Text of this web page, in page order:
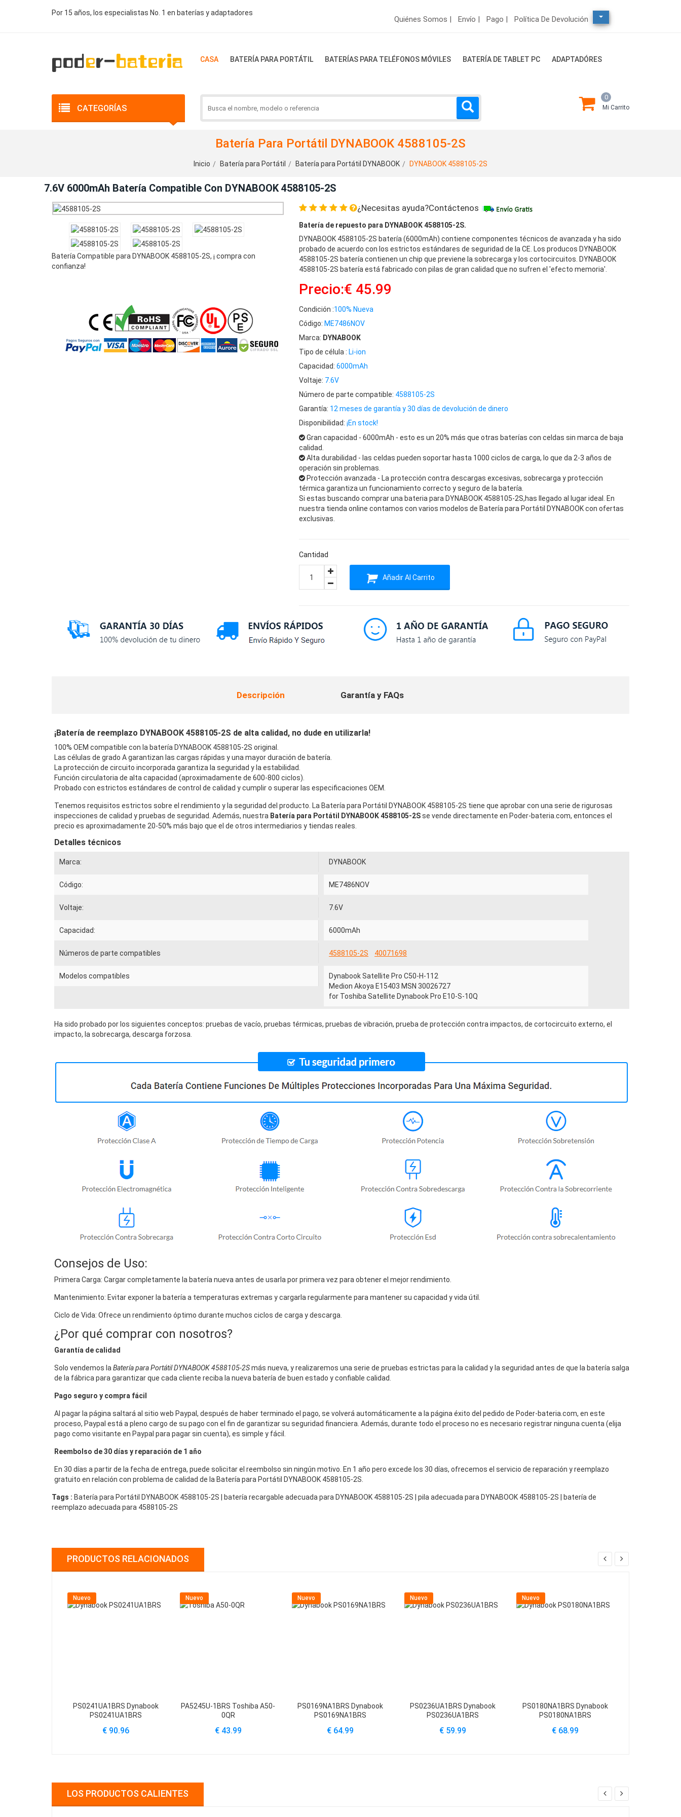
Por 15 años, los especialistas No. 1 en baterías y adaptadores
Quiénes Somos | Envío | Pago | Política De Devolución
CASA BATERÍA PARA PORTÁTIL BATERÍAS PARA TELÉFONOS MÓVILES BATERÍA DE TABLET PC ADAPTADÓRES
CATEGORÍAS
0
Mi Carrito
Batería Para Portátil DYNABOOK 4588105-2S
Inicio Batería para Portátil Batería para Portátil DYNABOOK DYNABOOK 4588105-2S
7.6V 6000mAh Batería Compatible Con DYNABOOK 4588105-2S
Batería Compatible para DYNABOOK 4588105-2S, ¡ compra con
confianza!
¿Necesitas ayuda?Contáctenos
Batería de repuesto para DYNABOOK 4588105-2S.
DYNABOOK 4588105-2S batería (6000mAh) contiene componentes técnicos de avanzada y ha sido
probado de acuerdo con los estrictos estándares de seguridad de la CE. Los producos DYNABOOK
4588105-2S batería contienen un chip que previene la sobrecarga y los cortocircuitos. DYNABOOK
4588105-2S batería está fabricado con pilas de gran calidad que no sufren el 'efecto memoria'.
Precio:€ 45.99
Condición :100% Nueva
Código: ME7486NOV
Marca: DYNABOOK
Tipo de célula : Li-ion
Capacidad: 6000mAh
Voltaje: 7.6V
Número de parte compatible: 4588105-2S
Garantía: 12 meses de garantía y 30 días de devolución de dinero
Disponibilidad: ¡En stock!
Gran capacidad - 6000mAh - esto es un 20% más que otras baterías con celdas sin marca de baja
calidad.
Alta durabilidad - las celdas pueden soportar hasta 1000 ciclos de carga, lo que da 2-3 años de
operación sin problemas.
Protección avanzada - La protección contra descargas excesivas, sobrecarga y protección
térmica garantiza un funcionamiento correcto y seguro de la batería.
Si estas buscando comprar una bateria para DYNABOOK 4588105-2S,has llegado al lugar ideal. En
nuestra tienda online contamos con varios modelos de Batería para Portátil DYNABOOK con ofertas
exclusivas.
Cantidad
Añadir Al Carrito
Descripción Garantía y FAQs
¡Batería de reemplazo DYNABOOK 4588105-2S de alta calidad, no dude en utilizarla!
100% OEM compatible con la batería DYNABOOK 4588105-2S original.
Las células de grado A garantizan las cargas rápidas y una mayor duración de batería.
La protección de circuito incorporada garantiza la seguridad y la estabilidad.
Función circulatoria de alta capacidad (aproximadamente de 600-800 ciclos).
Probado con estrictos estándares de control de calidad y cumplir o superar las especificaciones OEM.
Tenemos requisitos estrictos sobre el rendimiento y la seguridad del producto. La Batería para Portátil DYNABOOK 4588105-2S tiene que aprobar con una serie de rigurosas
inspecciones de calidad y pruebas de seguridad. Además, nuestra Batería para Portátil DYNABOOK 4588105-2Sse vende directamente en Poder-bateria.com, entonces el
precio es aproximadamente 20-50% más bajo que el de otros intermediarios y tiendas reales.
Detalles técnicos
Marca: DYNABOOK
Código: ME7486NOV
Voltaje: 7.6V
Capacidad: 6000mAh
Números de parte compatibles 4588105-2S 40071698
Modelos compatibles
Dynabook Satellite Pro C50-H-112
Medion Akoya E15403 MSN 30026727
for Toshiba Satellite Dynabook Pro E10-S-10Q
Ha sido probado por los siguientes conceptos: pruebas de vacío, pruebas térmicas, pruebas de vibración, prueba de protección contra impactos, de cortocircuito externo, el
impacto, la sobrecarga, descarga forzosa.
Consejos de Uso:
Primera Carga: Cargar completamente la batería nueva antes de usarla por primera vez para obtener el mejor rendimiento.
Mantenimiento: Evitar exponer la batería a temperaturas extremas y cargarla regularmente para mantener su capacidad y vida útil.
Ciclo de Vida: Ofrece un rendimiento óptimo durante muchos ciclos de carga y descarga.
¿Por qué comprar con nosotros?
Garantía de calidad
Solo vendemos laBatería para Portátil DYNABOOK 4588105-2Smás nueva, y realizaremos una serie de pruebas estrictas para la calidad y la seguridad antes de que la batería salga
de la fábrica para garantizar que cada cliente reciba la nueva batería de buen estado y confiable calidad.
Pago seguro y compra fácil
Al pagar la página saltará al sitio web Paypal, después de haber terminado el pago, se volverá automáticamente a la página éxito del pedido de Poder-bateria.com, en este
proceso, Paypal está a pleno cargo de su pago con el fin de garantizar su seguridad financiera. Además, durante todo el proceso no es necesario registrar ninguna cuenta (elija
pago como visitante en Paypal para pagar sin cuenta), es simple y fácil.
Reembolso de 30 días y reparación de 1 año
En 30 días a partir de la fecha de entrega, puede solicitar el reembolso sin ningún motivo. En 1 año pero excede los 30 días, ofrecemos el servicio de reparación y reemplazo
gratuito en relación con problema de calidad de la Batería para Portátil DYNABOOK 4588105-2S.
Tags : Batería para Portátil DYNABOOK 4588105-2S | batería recargable adecuada para DYNABOOK 4588105-2S | pila adecuada para DYNABOOK 4588105-2S | batería de
reemplazo adecuada para 4588105-2S
PRODUCTOS RELACIONADOS
Nuevo
PS0241UA1BRS Dynabook
PS0241UA1BRS
€ 90.96
Nuevo
PA5245U-1BRS Toshiba A50-
0QR
€ 43.99
Nuevo
PS0169NA1BRS Dynabook
PS0169NA1BRS
€ 64.99
Nuevo
PS0236UA1BRS Dynabook
PS0236UA1BRS
€ 59.99
Nuevo
PS0180NA1BRS Dynabook
PS0180NA1BRS
€ 68.99
LOS PRODUCTOS CALIENTES